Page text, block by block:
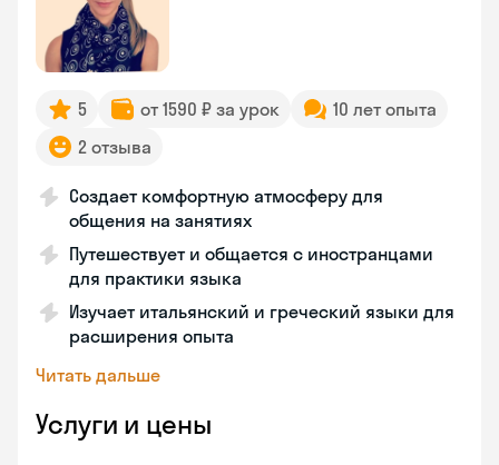
5 от 1590 ₽ за урок
10 лет опыта
2 отзыва
Создает комфортную атмосферу для
общения на занятиях
Путешествует и общается с иностранцами
для практики языка
Изучает итальянский и греческий языки для
расширения опыта
Читать дальше
Услуги и цены